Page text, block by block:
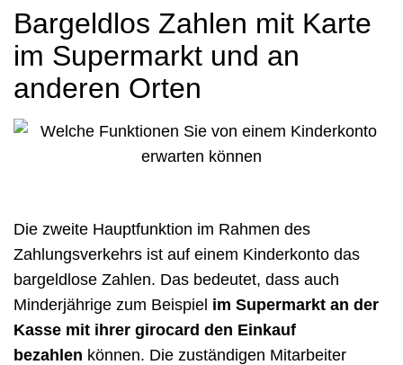
Bargeldlos Zahlen mit Karte
im Supermarkt und an
anderen Orten
Die zweite Hauptfunktion im Rahmen des
Zahlungsverkehrs ist auf einem Kinderkonto das
bargeldlose Zahlen. Das bedeutet, dass auch
Minderjährige zum Beispiel im Supermarkt an der
Kasse mit ihrer girocard den Einkauf
bezahlen können. Die zuständigen Mitarbeiter